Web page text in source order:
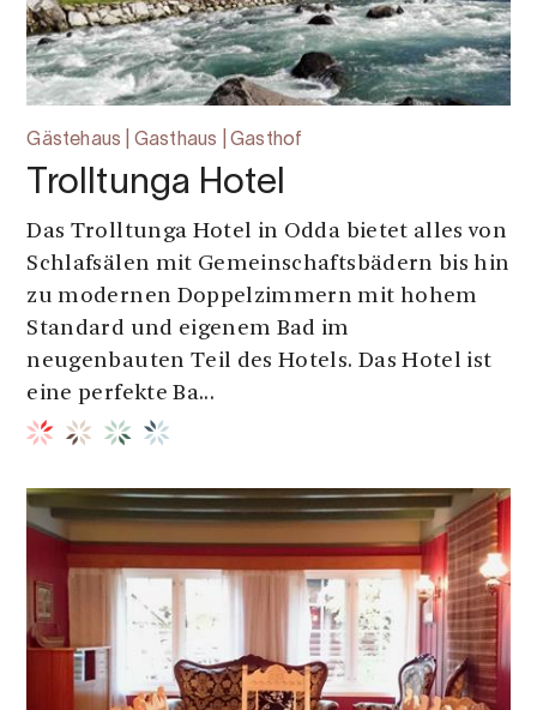
Gästehaus | Gasthaus | Gasthof
Trolltunga Hotel
Das Trolltunga Hotel in Odda bietet alles von
Schlafsälen mit Gemeinschaftsbädern bis hin
zu modernen Doppelzimmern mit hohem
Standard und eigenem Bad im
neugenbauten Teil des Hotels. Das Hotel ist
eine perfekte Ba...